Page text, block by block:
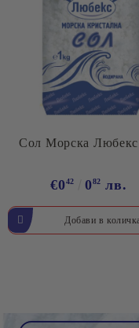
Сол Морска Любекс
€042 082 лв.